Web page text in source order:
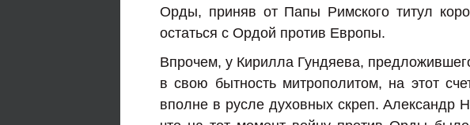
Орды, приняв от Папы Римского титул
остаться с Ордой против Европы.
Впрочем, у Кирилла Гундяева,
в свою бытность митрополитом, на этот
вполне в русле духовных скреп. Александр